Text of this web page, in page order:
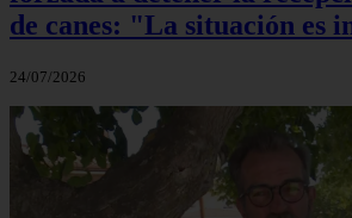
de canes: "La situación es
24/07/2026